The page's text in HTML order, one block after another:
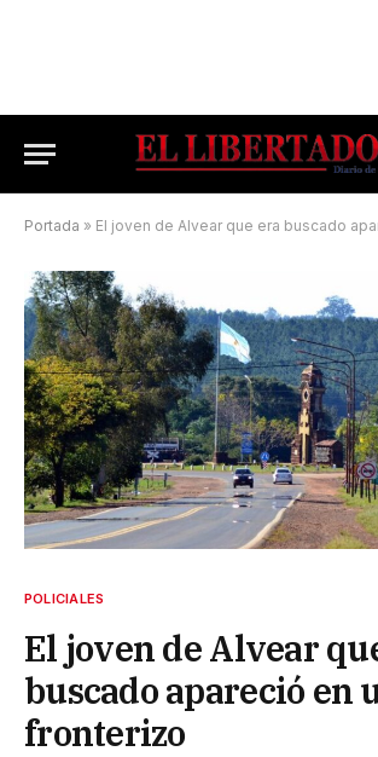
Portada » El joven de Alvear que era buscado apareció
POLICIALES
El joven de Alvear
buscado apareció en
fronterizo